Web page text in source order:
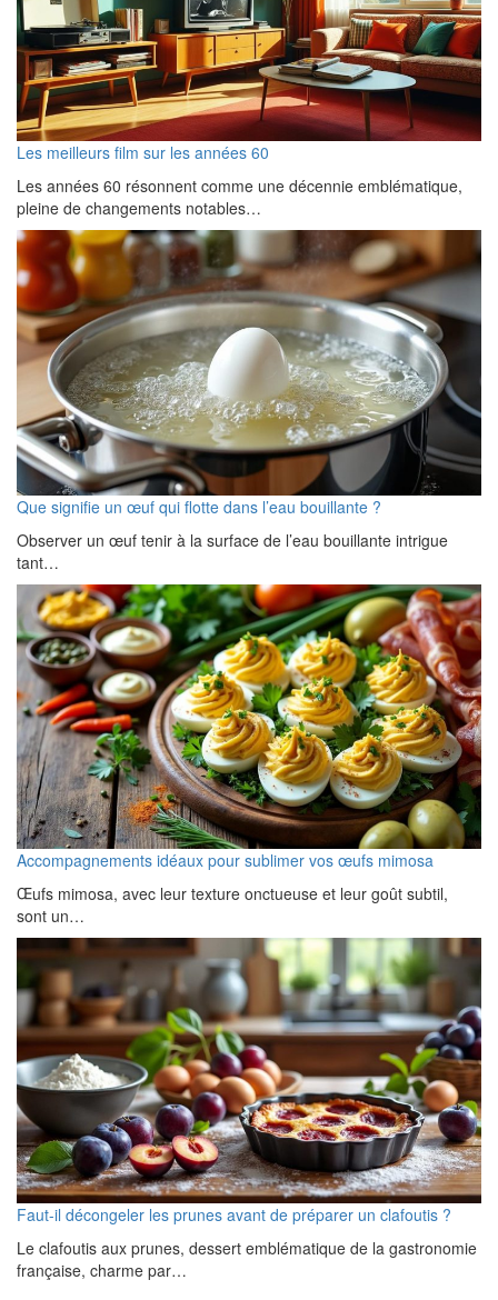
Les meilleurs film sur les années 60
Les années 60 résonnent comme une décennie emblématique,
pleine de changements notables…
Que signifie un œuf qui flotte dans l’eau bouillante ?
Observer un œuf tenir à la surface de l’eau bouillante intrigue
tant…
Accompagnements idéaux pour sublimer vos œufs mimosa
Œufs mimosa, avec leur texture onctueuse et leur goût subtil,
sont un…
Faut-il décongeler les prunes avant de préparer un clafoutis ?
Le clafoutis aux prunes, dessert emblématique de la gastronomie
française, charme par…